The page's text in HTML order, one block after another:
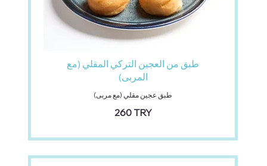
طبق من العجين التركي المقلي (مع
المربى)
طبق عجين مقلي (مع مربى)
‏260 TRY